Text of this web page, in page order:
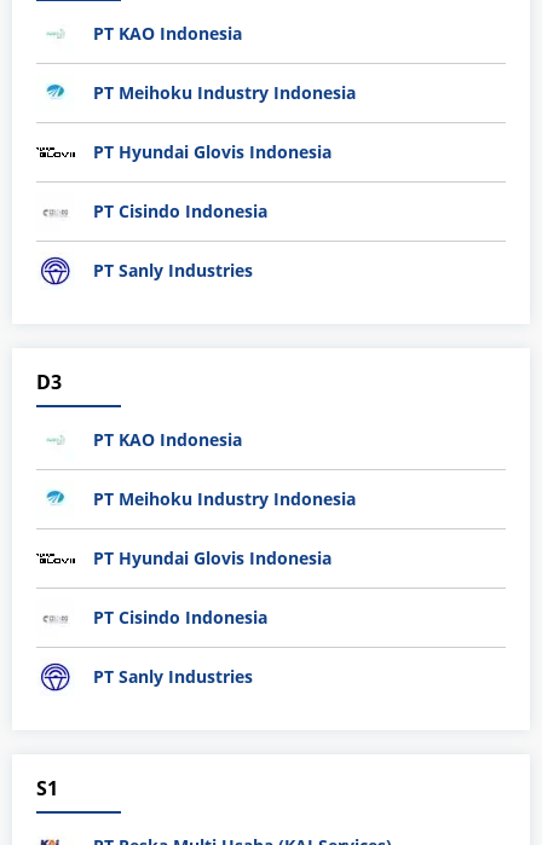
PT KAO Indonesia
PT Meihoku Industry Indonesia
PT Hyundai Glovis Indonesia
PT Cisindo Indonesia
PT Sanly Industries
D3
PT KAO Indonesia
PT Meihoku Industry Indonesia
PT Hyundai Glovis Indonesia
PT Cisindo Indonesia
PT Sanly Industries
S1